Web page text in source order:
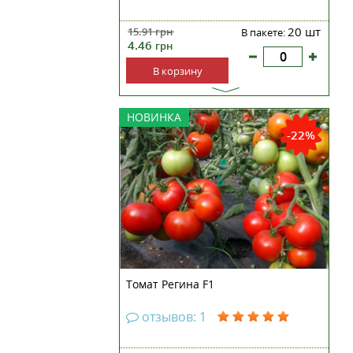
15.91грн
4.46 грн
В пакете:20 шт
В корзину
НОВИНКА
-22%
Раннеспелый гибрид
зарубежной селекции. Для
выращивания в пленочных
теплицах и открытом грунте. Куст
детерминантного типа,
компактный, выростает в высоту
50 сантиметров. Плоды экстра-
качества: плотные, однородные,
правильной округ...
Томат Регина F1
отзывов: 1